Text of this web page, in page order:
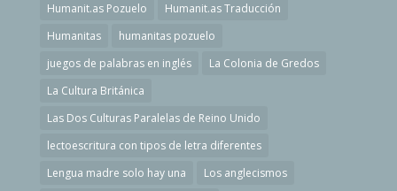
Humanit.as Pozuelo
Humanit.as Traducción
Humanitas
humanitas pozuelo
juegos de palabras en inglés
La Colonia de Gredos
La Cultura Británica
Las Dos Culturas Paralelas de Reino Unido
lectoescritura con tipos de letra diferentes
Lengua madre solo hay una
Los anglecismos